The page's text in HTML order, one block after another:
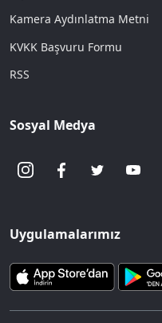
Kamera Aydınlatma Metni
KVKK Başvuru Formu
RSS
Sosyal Medya
Uygulamalarımız